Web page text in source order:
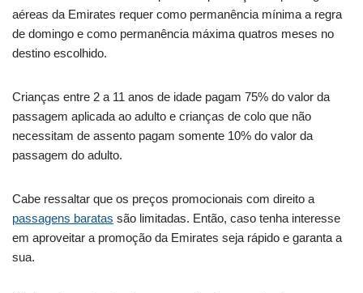
aéreas da Emirates requer como permanência mínima a regra
de domingo e como permanência máxima quatros meses no
destino escolhido.
Crianças entre 2 a 11 anos de idade pagam 75% do valor da
passagem aplicada ao adulto e crianças de colo que não
necessitam de assento pagam somente 10% do valor da
passagem do adulto.
Cabe ressaltar que os preços promocionais com direito a
passagens baratas são limitadas. Então, caso tenha interesse
em aproveitar a promoção da Emirates seja rápido e garanta a
sua.